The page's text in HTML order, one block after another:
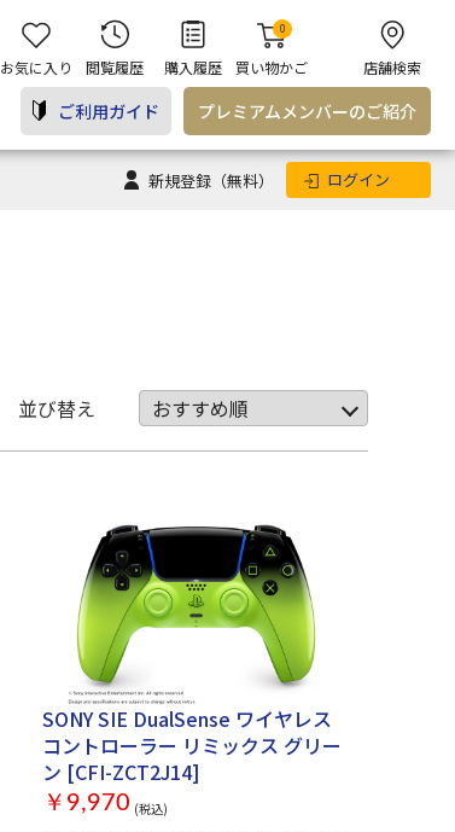
お気に入り 閲覧履歴 購入履歴 買い物かご
0
店舗検索
ご利用ガイド プレミアム メンバーのご紹介
新規登録 （無料） ログイン
並び替え
SONY SIE DualSense ワイヤレス
コントローラー リミックス グリー
ン [CFI-ZCT2J14]
￥9,970 (税込)